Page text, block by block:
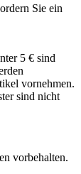
Sie ein
5 € sind
vornehmen.
sind nicht
vorbehalten.